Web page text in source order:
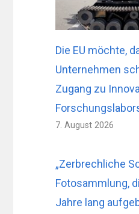
Die EU möchte,
Unternehmen
Zugang zu
7. August 2026
„Zerbrechliche
Fotosammlung,
Jahre lang